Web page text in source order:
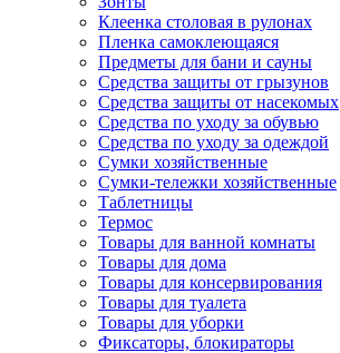
Клеенка столовая в рулонах
Пленка самоклеющаяся
Предметы для бани и сауны
Средства защиты от грызунов
Средства защиты от насекомых
Средства по уходу за обувью
Средства по уходу за одеждой
Сумки хозяйственные
Сумки-тележки хозяйственные
Таблетницы
Термос
Товары для ванной комнаты
Товары для дома
Товары для консервирования
Товары для туалета
Товары для уборки
Фиксаторы, блокираторы